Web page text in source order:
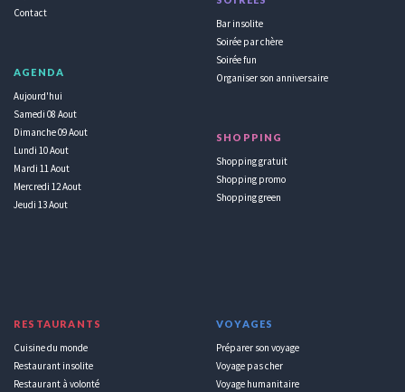
Contact
AGENDA
Aujourd'hui
Samedi 08 Aout
Dimanche 09 Aout
Lundi 10 Aout
Mardi 11 Aout
Mercredi 12 Aout
Jeudi 13 Aout
Bar insolite
Soirée par chère
Soirée fun
Organiser son anniversaire
SHOPPING
Shopping gratuit
Shopping promo
Shopping green
RESTAURANTS
Cuisine du monde
Restaurant insolite
Restaurant à volonté
VOYAGES
Préparer son voyage
Voyage pas cher
Voyage humanitaire